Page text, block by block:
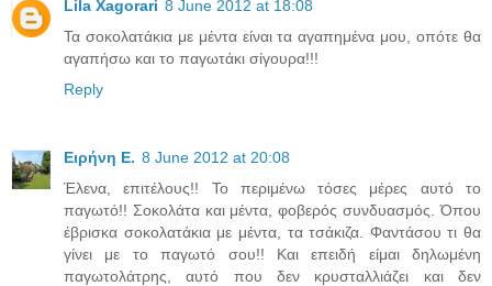
Lila Xagorari 8 June 2012 at 18:08
Τα σοκολατάκια με μέντα είναι τα αγαπημένα μου, οπότε θα
αγαπήσω και το παγωτάκι σίγουρα!!!
Reply
Ειρήνη Ε. 8 June 2012 at 20:08
Έλενα, επιτέλους!! Το περιμένω τόσες μέρες αυτό το
παγωτό!! Σοκολάτα και μέντα, φοβερός συνδυασμός. Όπου
έβρισκα σοκολατάκια με μέντα, τα τσάκιζα. Φαντάσου τι θα
γίνει με το παγωτό σου!! Και επειδή είμαι δηλωμένη
παγωτολάτρης, αυτό που δεν κρυσταλλιάζει και δεν